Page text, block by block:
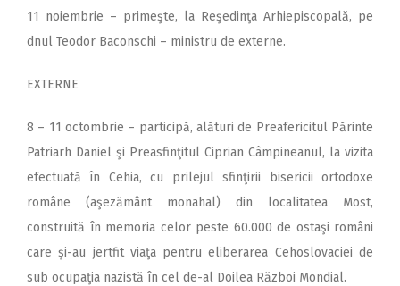
11 noiembrie – primeşte, la Reşedinţa Arhiepiscopală, pe
dnul Teodor Baconschi – ministru de externe.
EXTERNE
8 – 11 octombrie – participă, alături de Preafericitul Părinte
Patriarh Daniel şi Preasfinţitul Ciprian Câmpineanul, la vizita
efectuată în Cehia, cu prilejul sfinţirii bisericii ortodoxe
române (aşezământ monahal) din localitatea Most,
construită în memoria celor peste 60.000 de ostaşi români
care şi-au jertfit viaţa pentru eliberarea Cehoslovaciei de
sub ocupaţia nazistă în cel de-al Doilea Război Mondial.